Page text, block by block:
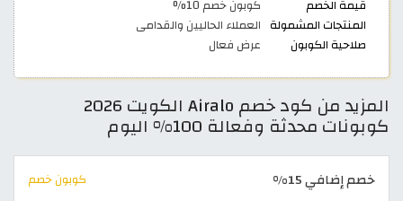
قيمة الخصم
كوبون خصم 10%
المنتجات المشمولة العملاء الحاليين والقدامى
صلاحية الكوبون
عرض فعال
المزيد من كود خصم Airalo الكويت 2026
كوبونات محدثة وفعالة 100% اليوم
خصم إضافي 15% كوبون خصم